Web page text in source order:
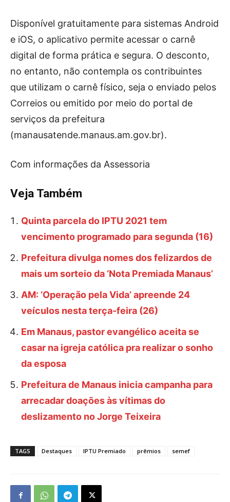
Disponível gratuitamente para sistemas Android
e iOS, o aplicativo permite acessar o carnê
digital de forma prática e segura. O desconto,
no entanto, não contempla os contribuintes
que utilizam o carnê físico, seja o enviado pelos
Correios ou emitido por meio do portal de
serviços da prefeitura
(manausatende.manaus.am.gov.br).
Com informações da Assessoria
Veja Também
Quinta parcela do IPTU 2021 tem
vencimento programado para segunda (16)
Prefeitura divulga nomes dos felizardos de
mais um sorteio da ‘Nota Premiada Manaus’
AM: ‘Operação pela Vida’ apreende 24
veículos nesta terça-feira (26)
Em Manaus, pastor evangélico aceita se
casar na igreja católica pra realizar o sonho
da esposa
Prefeitura de Manaus inicia campanha para
arrecadar doações às vítimas do
deslizamento no Jorge Teixeira
TAGS Destaques IPTU Premiado prêmios semef